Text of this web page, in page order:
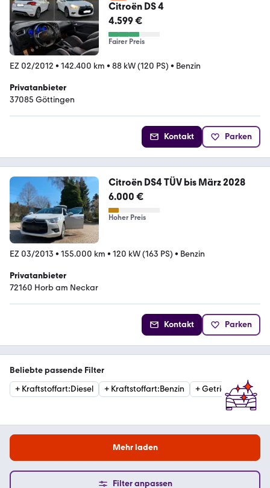
Citroën DS 4
4.599 €
Fairer Preis
EZ 02/2012 • 142.400 km • 88 kW (120 PS) • Benzin
Privatanbieter
37085 Göttingen
Kontakt Parken
Citroën DS4 TÜV bis März 2028
6.000 €
Hoher Preis
EZ 03/2013 • 155.000 km • 120 kW (163 PS) • Benzin
Privatanbieter
72160 Horb am Neckar
Kontakt Parken
Beliebte passende Filter
+ Kraftstoffart:Diesel + Kraftstoffart:Benzin +Getriebe:
Mehr laden
Filter anpassen